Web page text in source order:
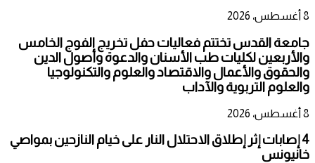
8 أغسطس، 2026
جامعة القدس تختتم فعاليات حفل تخريج الفوج الخامس
والأربعين لكليات طب الأسنان والدعوة وأصول الدين
والحقوق والأعمال والاقتصاد والعلوم والتكنولوجيا
والعلوم التربوية والآداب
8 أغسطس، 2026
4 إصابات إثر إطلاق الاحتلال النار على خيام النازحين بمواصي
خانيونس